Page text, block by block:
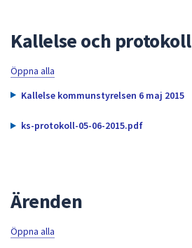
Kallelse och protokoll
Öppna alla
Kallelse kommunstyrelsen 6 maj 2015
ks-protokoll-05-06-2015.pdf
Ärenden
Öppna alla